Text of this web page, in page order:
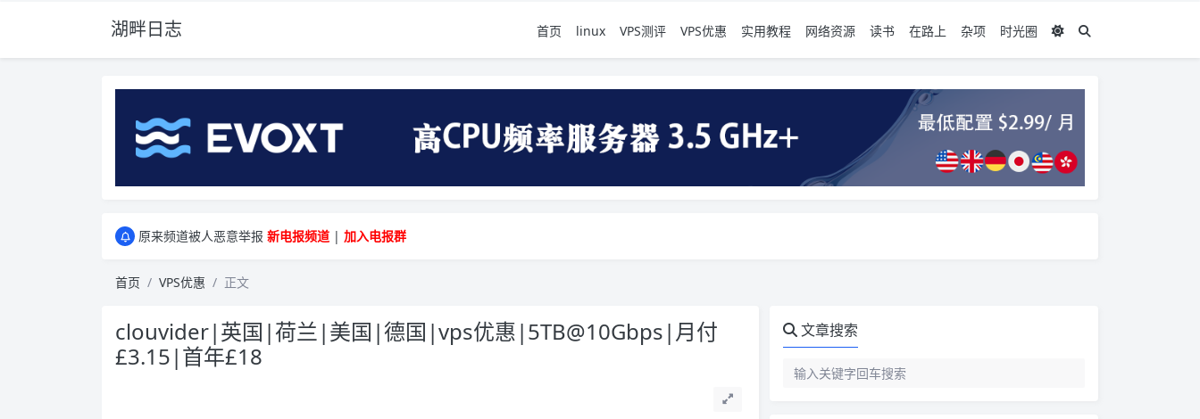
湖畔日志 首页 linux VPS测评 VPS优惠 实用教程 网络资源 读书 在路上 杂项 时光圈
原来频道被人恶意举报 新电报频道 | 加入电报群
首页 VPS优惠 正文
clouvider|英国|荷兰|美国|德国|vps优惠|5TB@10Gbps|月付
£3.15|首年£18
文章搜索